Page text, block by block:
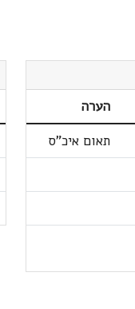
הערה
תאום איכ"ס